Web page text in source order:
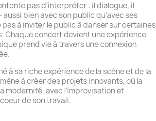
pas d’interpréter : il dialogue, il
bien avec son public qu’avec ses
pas à inviter le public à danser sur certaines
Chaque concert devient une expérience
prend vie à travers une connexion
à sa riche expérience de la scène et de la
à créer des projets innovants, où la
modernité, avec l'improvisation et
de son travail.